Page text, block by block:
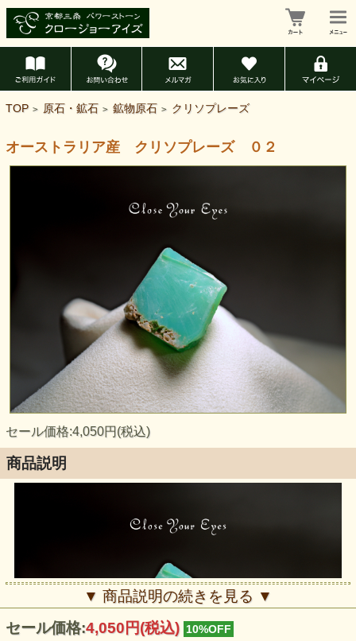
TOP > 原石・鉱石 > 鉱物原石 > クリソプレーズ
オーストラリア産 クリソプレーズ ０２
セール価格:4,050円(税込)
商品説明
▼ 商品説明の続きを見る ▼
セール価格:4,050円(税込) 10%OFF